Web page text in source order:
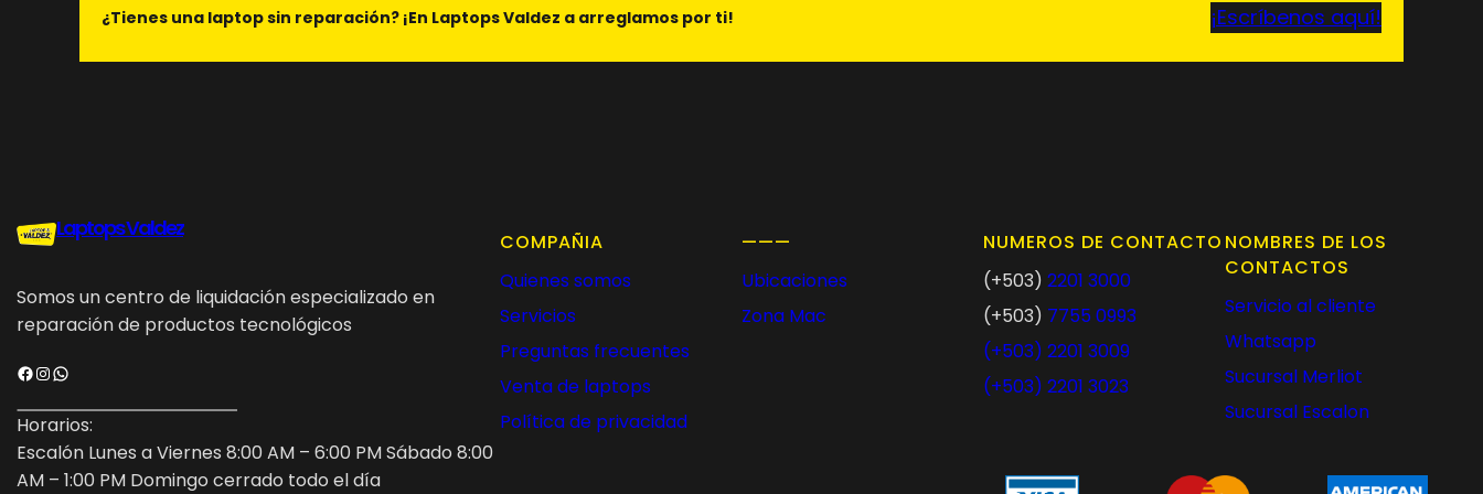
¿Tienes una laptop sin reparación? ¡En Laptops Valdez a arreglamos por ti! ¡Escríbenos aquí!
Laptops Valdez
Somos un centro de liquidación especializado en
reparación de productos tecnológicos
Facebook InstagramWhatsApp
Horarios:
Escalón Lunes a Viernes 8:00 AM – 6:00 PM Sábado 8:00
AM – 1:00 PM Domingo cerrado todo el día
COMPAÑIA
Quienes somos
Servicios
Preguntas frecuentes
Venta de laptops
Política de privacidad
———
Ubicaciones
Zona Mac
NUMEROS DE CONTACTO
(+503) 2201 3000
(+503) 7755 0993
(+503) 2201 3009
(+503) 2201 3023
NOMBRES DE LOS
CONTACTOS
Servicio al cliente
Whatsapp
Sucursal Merliot
Sucursal Escalon